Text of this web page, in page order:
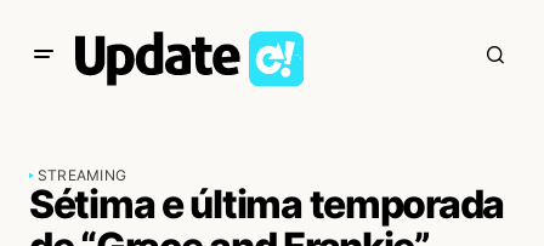
STREAMING
Sétima e última temporada